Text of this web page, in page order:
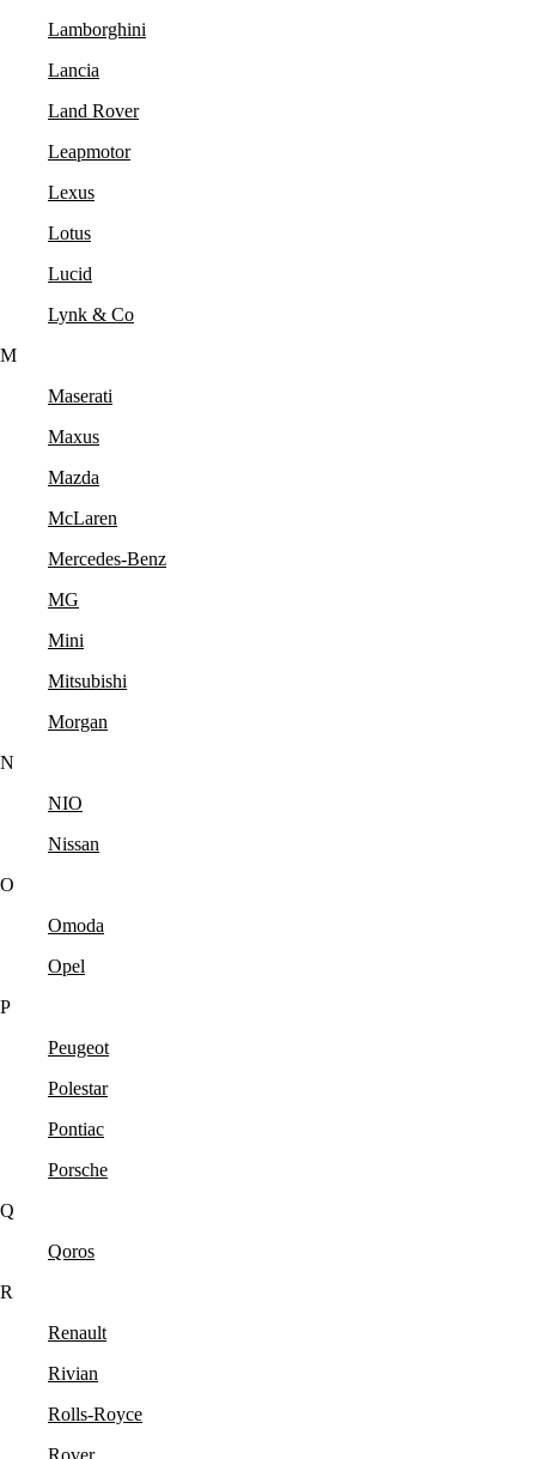
Lamborghini
Lancia
Land Rover
Leapmotor
Lexus
Lotus
Lucid
Lynk & Co
M
Maserati
Maxus
Mazda
McLaren
Mercedes-Benz
MG
Mini
Mitsubishi
Morgan
N
NIO
Nissan
O
Omoda
Opel
P
Peugeot
Polestar
Pontiac
Porsche
Q
Qoros
R
Renault
Rivian
Rolls-Royce
Rover